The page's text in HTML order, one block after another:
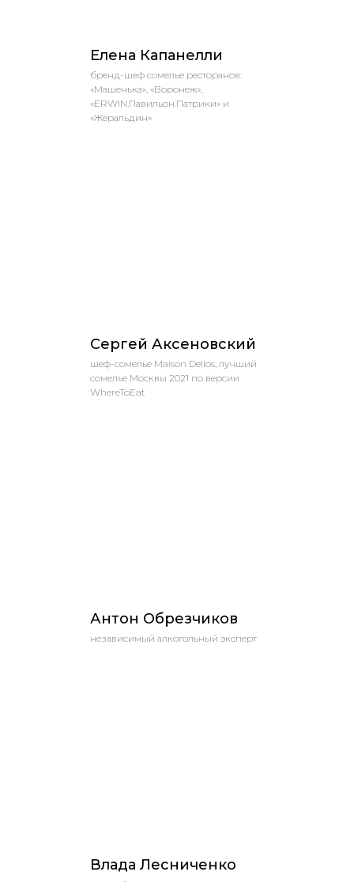
Елена Капанелли
бренд-шеф сомелье ресторанов:
«Машенька», «Воронеж»,
«ERWIN.Павильон.Патрики» и
«Жеральдин»
Сергей Аксеновский
шеф-сомелье Maison Dellos, лучший
сомелье Москвы 2021 по версии
WhereToEat
Антон Обрезчиков
независимый алкогольный эксперт
Влада Лесниченко